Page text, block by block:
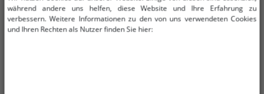
während andere uns helfen, diese Website und Ihre Erfahrung zu
verbessern. Weitere Informationen zu den von uns verwendeten Cookies
und Ihren Rechten als Nutzer finden Sie hier: